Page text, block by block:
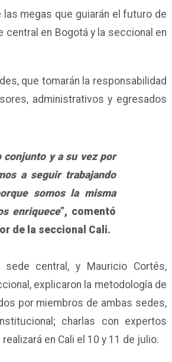
megas que guiarán el futuro de
en Bogotá y la seccional en
que tomarán la responsabilidad
administrativos y egresados
conjunto y a su vez por
a seguir trabajando
somos la misma
enriquece”, comentó
de la seccional Cali.
central, y Mauricio Cortés,
explicaron la metodología de
por miembros de ambas sedes,
charlas con expertos
en Cali el 10 y 11 de julio.